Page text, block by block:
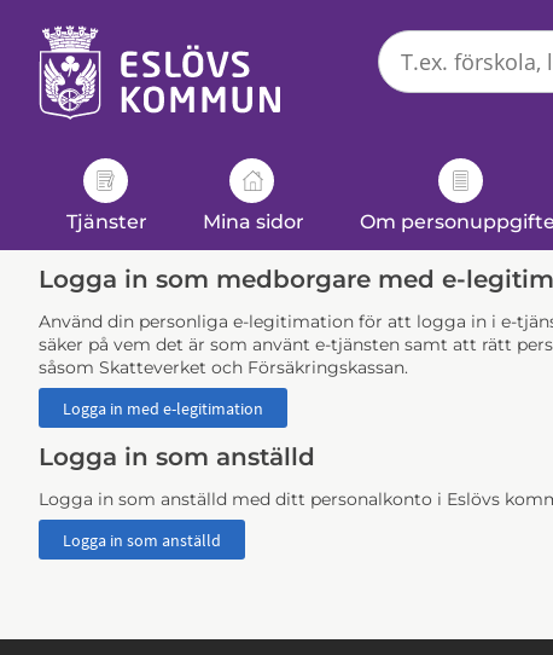
tjänster
kommun
Tjänster Mina sidor Om
Logga in som medborgare med e-
Använd din personliga e-legitimation för att logga in i e-
säker på vem det är som använt e-tjänsten samt att rätt
såsom Skatteverket och Försäkringskassan.
Logga in som anställd
Logga in som anställd med ditt personalkonto i Eslövs